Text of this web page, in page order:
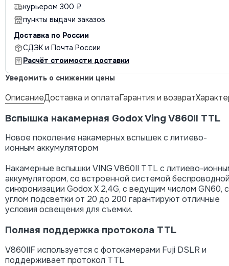
курьером 300 ₽
пункты выдачи заказов
Доставка по России
СДЭК и Почта России
Расчёт стоимости доставки
Уведомить о снижении цены
ОписаниеДоставка и оплатаГарантия и возврат
Вспышка накамерная Godox Ving V860II TTL
Новое поколение накамерных вспышек с литиево-
ионным аккумулятором
Накамерные вспышки VING V860II TTL с литиево-
аккумулятором, со встроенной системой
синхронизации Godox X 2,4G, с ведущим числом GN60, с
углом подсветки от 20 до 200 гарантируют отличные
условия освещения для съемки.
Полная поддержка протокола TTL
V860IIF используется с фотокамерами Fuji DSLR и
поддерживает протокол TTL